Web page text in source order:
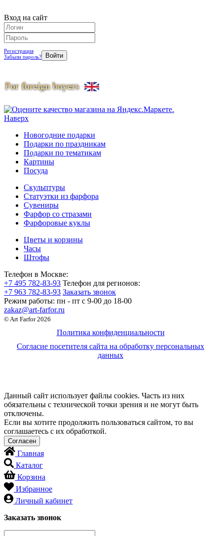
Вход на сайт
Регистрация
Забыли пароль?
Наверх
Новогодние подарки
Подарки по праздникам
Подарки по тематикам
Картины
Посуда
Скульптуры
Статуэтки из фарфора
Сувениры
Фарфор со стразами
Фарфоровые куклы
Цветы и корзины
Часы
Штофы
Телефон в Москве:
+7 495 782-83-93 Телефон для регионов:
+7 963 782-83-93 Заказать звонок
Режим работы: пн - пт c 9-00 до 18-00
zakaz@art-farfor.ru
© Art Farfor 2026
Политика конфиденциальности
Согласие посетителя сайта на обработку персональных
данных
Данный сайт использует файлы cookies. Часть из них
обязательны с технической точки зрения и не могут быть
отключены.
Если вы хотите продолжить пользоваться сайтом, то вы
соглашаетесь с их обработкой.
Главная
Каталог
Корзина
Избранное
Личный кабинет
Заказать звонок